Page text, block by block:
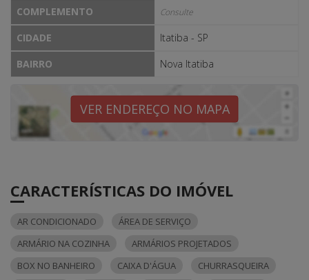
COMPLEMENTO Consulte
CIDADE
Itatiba - SP
BAIRRO
Nova Itatiba
VER ENDEREÇO NO MAPA
CARACTERÍSTICAS DO IMÓVEL
AR CONDICIONADO
ÁREA DE SERVIÇO
ARMÁRIO NA COZINHA
ARMÁRIOS PROJETADOS
BOX NO BANHEIRO
CAIXA D'ÁGUA
CHURRASQUEIRA